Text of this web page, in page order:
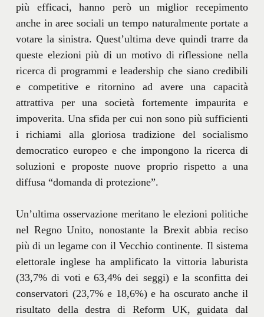
più efficaci, hanno però un miglior recepimento
anche in aree sociali un tempo naturalmente portate a
votare la sinistra. Quest’ultima deve quindi trarre da
queste elezioni più di un motivo di riflessione nella
ricerca di programmi e leadership che siano credibili
e competitive e ritornino ad avere una capacità
attrattiva per una società fortemente impaurita e
impoverita. Una sfida per cui non sono più sufficienti
i richiami alla gloriosa tradizione del socialismo
democratico europeo e che impongono la ricerca di
soluzioni e proposte nuove proprio rispetto a una
diffusa “domanda di protezione”.
Un’ultima osservazione meritano le elezioni politiche
nel Regno Unito, nonostante la Brexit abbia reciso
più di un legame con il Vecchio continente. Il sistema
elettorale inglese ha amplificato la vittoria laburista
(33,7% di voti e 63,4% dei seggi) e la sconfitta dei
conservatori (23,7% e 18,6%) e ha oscurato anche il
risultato della destra di Reform UK, guidata dal